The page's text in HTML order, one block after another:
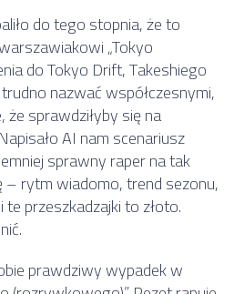
do tego stopnia, że to
„Tokyo
do Tokyo Drift, Takeshiego
nazwać współczesnymi,
sprawdziłyby się na
AI nam scenariusz
sprawny raper na tak
rytm wiadomo, trend sezonu,
przeszkadzajki to złoto.
prawdziwy wypadek w